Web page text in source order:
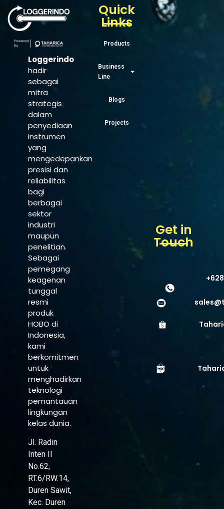
Loggerindo
hadir
sebagai
mitra
strategis
dalam
penyediaan
instrumen
yang
mengedepankan
presisi dan
reliabilitas
bagi
berbagai
sektor
industri
maupun
penelitian.
Sebagai
pemegang
keagenan
tunggal
resmi
produk
HOBO di
Indonesia,
kami
berkomitmen
untuk
menghadirkan
teknologi
pemantauan
lingkungan
kelas dunia.
Jl. Radin
Inten II
No.62,
RT.6/RW.14,
Duren Sawit,
Kec. Duren
Quick
Links
Products
Business
Line
Blogs
Projects
Get in
Touch